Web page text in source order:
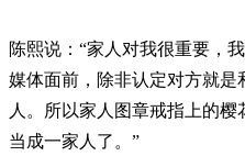
陈熙说：“家人对我很重要，
媒体面前，除非认定对方就
人。所以家人图章戒指上的
当成一家人了。”